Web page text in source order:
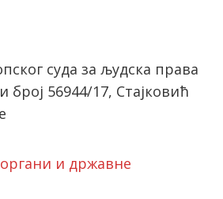
суда за људска права
број 56944/17, Стајковић
и државне